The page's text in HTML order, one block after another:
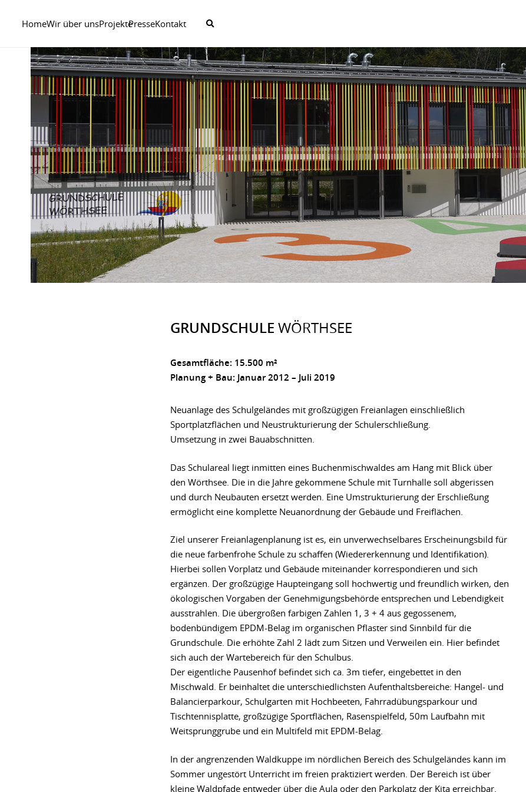
HomeWir über unsProjektePresseKontakt
GRUNDSCHULE WÖRTHSEE
Gesamtfläche: 15.500 m²
Planung + Bau: Januar 2012 – Juli 2019
Neuanlage des Schulgeländes mit großzügigen Freianlagen einschließlich
Sportplatzflächen und Neustrukturierung der Schulerschließung.
Umsetzung in zwei Bauabschnitten.
Das Schulareal liegt inmitten eines Buchenmischwaldes am Hang mit Blick über
den Wörthsee. Die in die Jahre gekommene Schule mit Turnhalle soll abgerissen
und durch Neubauten ersetzt werden. Eine Umstrukturierung der Erschließung
ermöglicht eine komplette Neuanordnung der Gebäude und Freiflächen.
Ziel unserer Freianlagenplanung ist es, ein unverwechselbares Erscheinungsbild für
die neue farbenfrohe Schule zu schaffen (Wiedererkennung und Identifikation).
Hierbei sollen Vorplatz und Gebäude miteinander korrespondieren und sich
ergänzen. Der großzügige Haupteingang soll hochwertig und freundlich wirken, den
ökologischen Vorgaben der Genehmigungsbehörde entsprechen und Lebendigkeit
ausstrahlen. Die übergroßen farbigen Zahlen 1, 3 + 4 aus gegossenem,
bodenbündigem EPDM-Belag im organischen Pflaster sind Sinnbild für die
Grundschule. Die erhöhte Zahl 2 lädt zum Sitzen und Verweilen ein. Hier befindet
sich auch der Wartebereich für den Schulbus.
Der eigentliche Pausenhof befindet sich ca. 3m tiefer, eingebettet in den
Mischwald. Er beinhaltet die unterschiedlichsten Aufenthaltsbereiche: Hangel- und
Balancierparkour, Schulgarten mit Hochbeeten, Fahrradübungsparkour und
Tischtennisplatte, großzügige Sportflächen, Rasenspielfeld, 50m Laufbahn mit
Weitsprunggrube und ein Multifeld mit EPDM-Belag.
In der angrenzenden Waldkuppe im nördlichen Bereich des Schulgeländes kann im
Sommer ungestört Unterricht im freien praktiziert werden. Der Bereich ist über
kleine Waldpfade entweder über die Aula oder den Parkplatz der Kita erreichbar.